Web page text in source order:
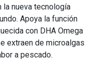
la nueva tecnología
Apoya la función
con DHA Omega
extraen de microalgas
a pescado.